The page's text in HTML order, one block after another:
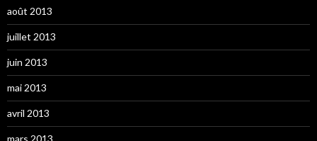
août 2013
juillet 2013
juin 2013
mai 2013
avril 2013
mars 2013